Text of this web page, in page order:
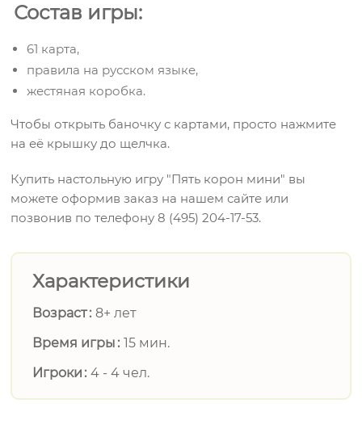
Состав игры:
61 карта,
правила на русском языке,
жестяная коробка.
Чтобы открыть баночку с картами, просто нажмите
на её крышку до щелчка.
Купить настольную игру "Пять корон мини" вы
можете оформив заказ на нашем сайте или
позвонив по телефону 8 (495) 204-17-53.
Характеристики
Возраст 8+ лет
Время игры 15 мин.
Игроки 4 - 4 чел.